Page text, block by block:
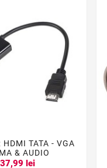
 
HDMI TATA - VGA
& AUDIO
37,99 lei